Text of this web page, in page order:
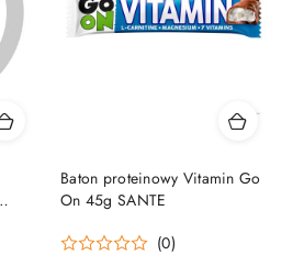
Baton proteinowy Vitamin Go
On 45g SANTE
(0)